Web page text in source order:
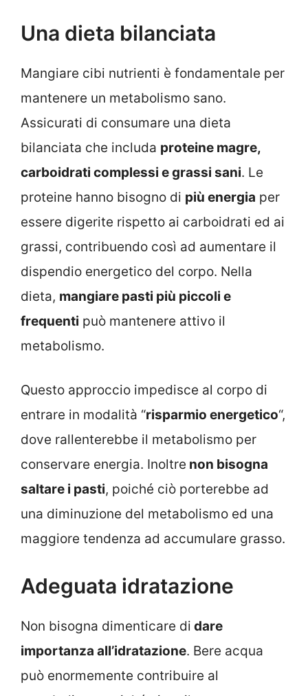
Una dieta bilanciata
Mangiare cibi nutrienti è fondamentale per
mantenere un metabolismo sano.
Assicurati di consumare una dieta
bilanciata che includa proteine magre,
carboidrati complessi e grassi sani. Le
proteine hanno bisogno di più energia per
essere digerite rispetto ai carboidrati ed ai
grassi, contribuendo così ad aumentare il
dispendio energetico del corpo. Nella
dieta, mangiare pasti più piccoli e
frequenti può mantenere attivo il
metabolismo.
Questo approccio impedisce al corpo di
entrare in modalità “risparmio energetico“,
dove rallenterebbe il metabolismo per
conservare energia. Inoltre non bisogna
saltare i pasti, poiché ciò porterebbe ad
una diminuzione del metabolismo ed una
maggiore tendenza ad accumulare grasso.
Adeguata idratazione
Non bisogna dimenticare di dare
importanza all’idratazione. Bere acqua
può enormemente contribuire al